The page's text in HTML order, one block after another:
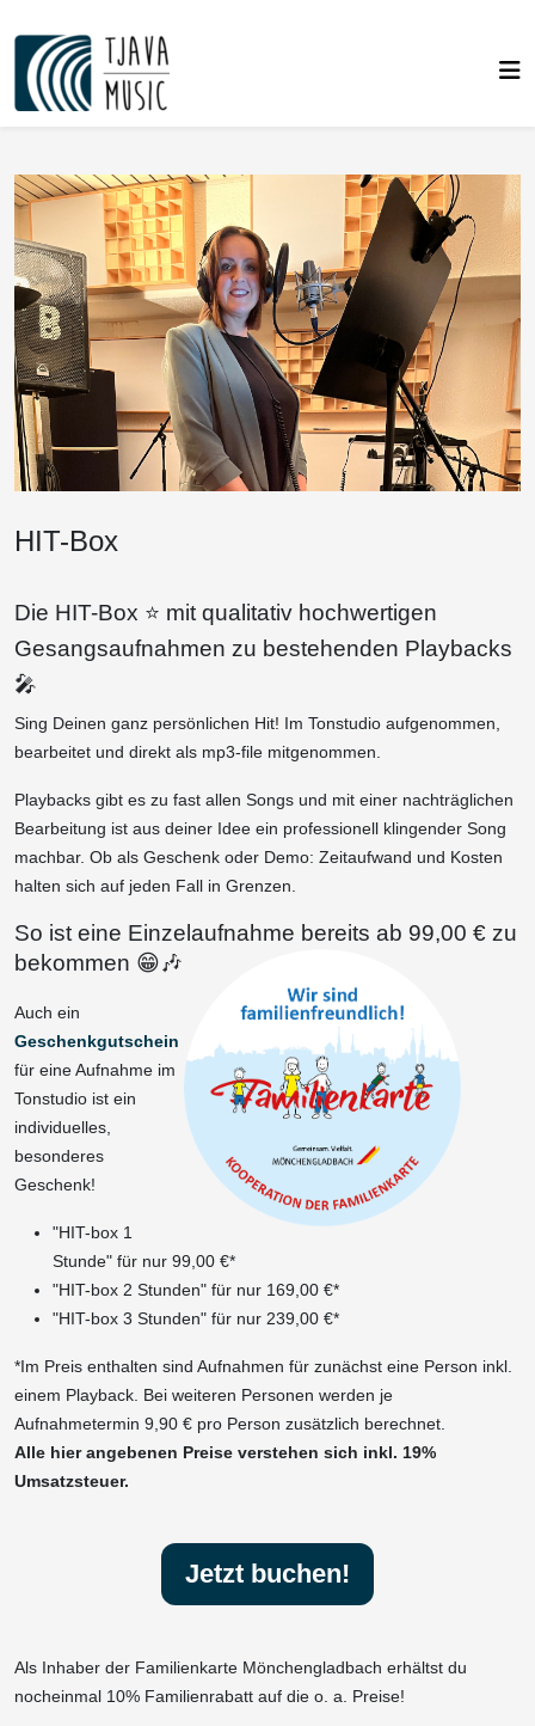
HIT-Box
Die HIT-Box ⭐ mit qualitativ hochwertigen
Gesangsaufnahmen zu bestehenden Playbacks
🎤
Sing Deinen ganz persönlichen Hit! Im Tonstudio aufgenommen,
bearbeitet und direkt als mp3-file mitgenommen.
Playbacks gibt es zu fast allen Songs und mit einer nachträglichen
Bearbeitung ist aus deiner Idee ein professionell klingender Song
machbar. Ob als Geschenk oder Demo: Zeitaufwand und Kosten
halten sich auf jeden Fall in Grenzen.
So ist eine Einzelaufnahme bereits ab 99,00 € zu
bekommen 😁🎶
Auch ein
Geschenkgutschein
für eine Aufnahme im
Tonstudio ist ein
individuelles,
besonderes
Geschenk!
"HIT-box 1
Stunde" für nur 99,00 €*
"HIT-box 2 Stunden" für nur 169,00 €*
"HIT-box 3 Stunden" für nur 239,00 €*
*Im Preis enthalten sind Aufnahmen für zunächst eine Person inkl.
einem Playback. Bei weiteren Personen werden je
Aufnahmetermin 9,90 € pro Person zusätzlich berechnet.
Alle hier angebenen Preise verstehen sich inkl. 19%
Umsatzsteuer.
Jetzt buchen!
Als Inhaber der Familienkarte Mönchengladbach erhältst du
nocheinmal 10% Familienrabatt auf die o. a. Preise!